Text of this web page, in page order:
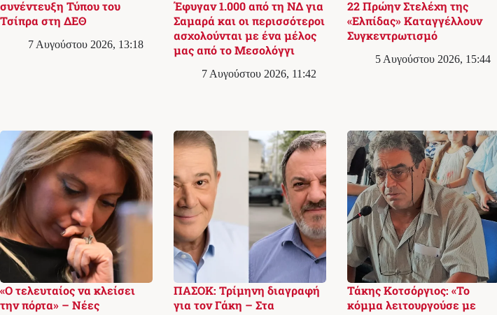
συνέντευξη Τύπου του
Τσίπρα στη ΔΕΘ
7 Αυγούστου 2026, 13:18
Έφυγαν 1.000 από τη ΝΔ για
Σαμαρά και οι περισσότεροι
ασχολούνται με ένα μέλος
μας από το Μεσολόγγι
7 Αυγούστου 2026, 11:42
22 Πρώην Στελέχη της
«Ελπίδας» Καταγγέλλουν
Συγκεντρωτισμό
5 Αυγούστου 2026, 15:44
«Ο τελευταίος να κλείσει
την πόρτα» – Νέες
ΠΑΣΟΚ: Τρίμηνη διαγραφή
για τον Γάκη – Στα
Τάκης Κοτσόργιος: «Το
κόμμα λειτουργούσε με